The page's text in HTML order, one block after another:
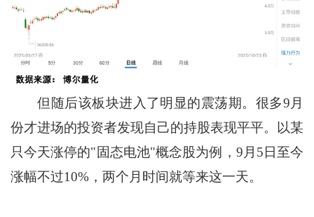
但随后该板块进入了明显的震荡期。很多9月
份才进场的投资者发现自己的持股表现平平。以某
只今天涨停的"固态电池"概念股为例，9月5日至今
涨幅不过10%，两个月时间就等来这一天。